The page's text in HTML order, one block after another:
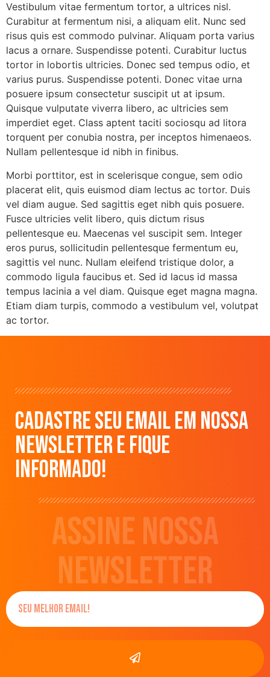
Vestibulum vitae fermentum tortor, a ultrices nisl.
Curabitur at fermentum nisi, a aliquam elit. Nunc sed
risus quis est commodo pulvinar. Aliquam porta varius
lacus a ornare. Suspendisse potenti. Curabitur luctus
tortor in lobortis ultricies. Donec sed tempus odio, et
varius purus. Suspendisse potenti. Donec vitae urna
posuere ipsum consectetur suscipit ut at ipsum.
Quisque vulputate viverra libero, ac ultricies sem
imperdiet eget. Class aptent taciti sociosqu ad litora
torquent per conubia nostra, per inceptos himenaeos.
Nullam pellentesque id nibh in finibus.
Morbi porttitor, est in scelerisque congue, sem odio
placerat elit, quis euismod diam lectus ac tortor. Duis
vel diam augue. Sed sagittis eget nibh quis posuere.
Fusce ultricies velit libero, quis dictum risus
pellentesque eu. Maecenas vel suscipit sem. Integer
eros purus, sollicitudin pellentesque fermentum eu,
sagittis vel nunc. Nullam eleifend tristique dolor, a
commodo ligula faucibus et. Sed id lacus id massa
tempus lacinia a vel diam. Quisque eget magna magna.
Etiam diam turpis, commodo a vestibulum vel, volutpat
ac tortor.
CADASTRE SEU EMAIL EM NOSSA
NEWSLETTER E FIQUE
INFORMADO!
ASSINE NOSSA
NEWSLETTER